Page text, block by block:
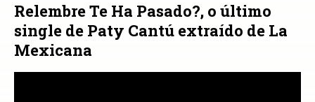
Relembre Te Ha Pasado?, o último
single de Paty Cantú extraído de La
Mexicana